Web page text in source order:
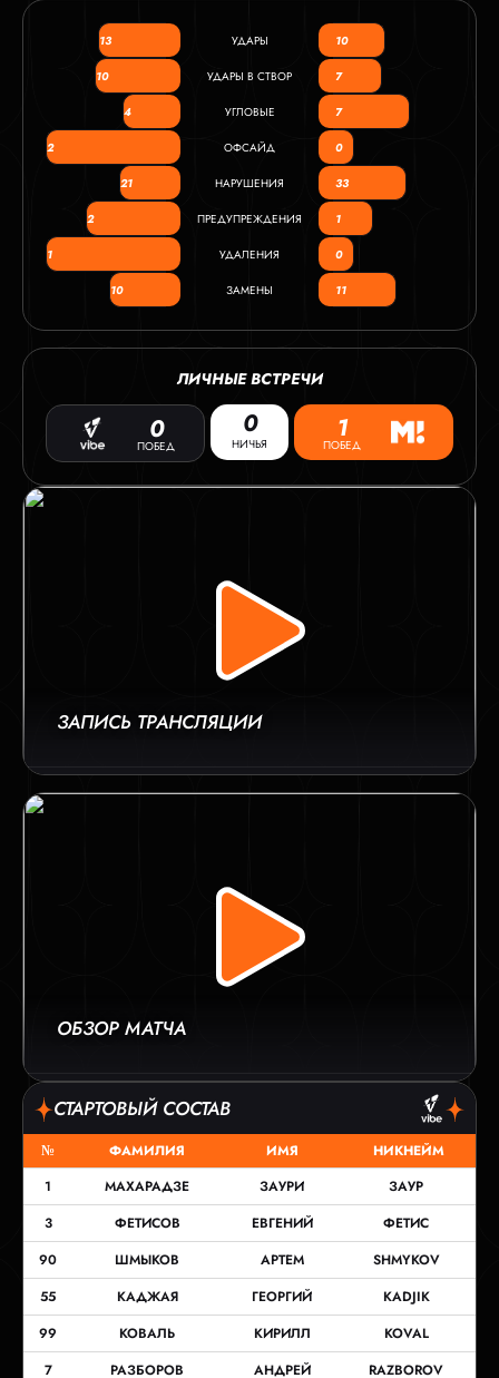
13 УДАРЫ 10
10 УДАРЫ В СТВОР 7
4 УГЛОВЫЕ 7
2 ОФСАЙД 0
21 НАРУШЕНИЯ 33
2 ПРЕДУПРЕЖДЕНИЯ 1
1 УДАЛЕНИЯ 0
10 ЗАМЕНЫ 11
ЛИЧНЫЕ ВСТРЕЧИ
0
ПОБЕД
0
НИЧЬЯ 1
ПОБЕД
ЗАПИСЬ ТРАНСЛЯЦИИ
ОБЗОР МАТЧА
СТАРТОВЫЙ СОСТАВ
№ ФАМИЛИЯ ИМЯ
НИКНЕЙМ
1
МАХАРАДЗЕ ЗАУРИ
ЗАУР
3
ФЕТИСОВ ЕВГЕНИЙ
ФЕТИС
90
ШМЫКОВ АРТЕМ
SHMYKOV
55
КАДЖАЯ ГЕОРГИЙ
KADJIK
99
КОВАЛЬ КИРИЛЛ
KOVAL
7
РАЗБОРОВ АНДРЕЙ RAZBOROV